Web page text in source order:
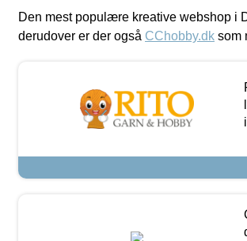
Den mest populære kreative webshop i
derudover er der også CChobby.dk som